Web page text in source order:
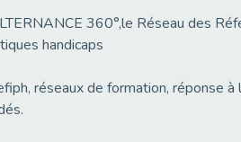
360°,le Réseau des
handicaps
réseaux de formation, réponse à